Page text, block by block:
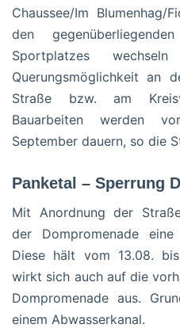
Chaussee/Im Blumenhag/
den
Sportplatzes
Querungsmöglichkeit an
Straße bzw. am
Bauarbeiten werden
September dauern, so die
Panketal – Sperrung
Mit Anordnung der
der Dompromenade eine
Diese hält vom 13.08.
wirkt sich auch auf die
Dompromenade aus.
einem Abwasserkanal.